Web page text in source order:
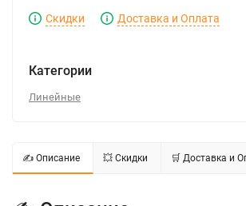
Скидки Доставка и Оплата
Категории
Линейные
✍ Описание 💥 Скидки 🛒 Доставка и